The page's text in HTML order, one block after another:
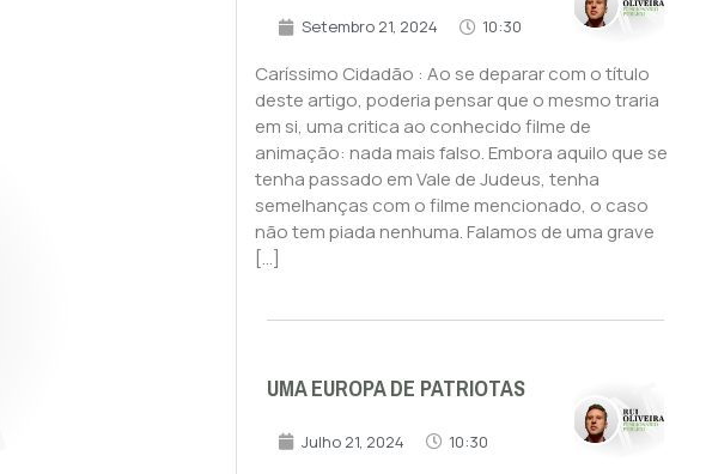
Setembro 21, 2024 10:30
Caríssimo Cidadão : Ao se deparar com o título
deste artigo, poderia pensar que o mesmo traria
em si, uma critica ao conhecido filme de
animação: nada mais falso. Embora aquilo que se
tenha passado em Vale de Judeus, tenha
semelhanças com o filme mencionado, o caso
não tem piada nenhuma. Falamos de uma grave
[…]
UMA EUROPA DE PATRIOTAS
Julho 21, 2024 10:30